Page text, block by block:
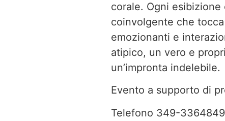
corale. Ogni
coinvolgente che
emozionanti e
atipico, un vero e
un’impronta indelebile.
Evento a supporto di
Telefono 349-3364849